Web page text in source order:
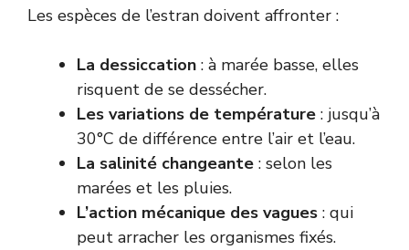
Les espèces de l’estran doivent affronter :
La dessiccation : à marée basse, elles
risquent de se dessécher.
Les variations de température : jusqu’à
30°C de différence entre l’air et l’eau.
La salinité changeante : selon les
marées et les pluies.
L’action mécanique des vagues : qui
peut arracher les organismes fixés.